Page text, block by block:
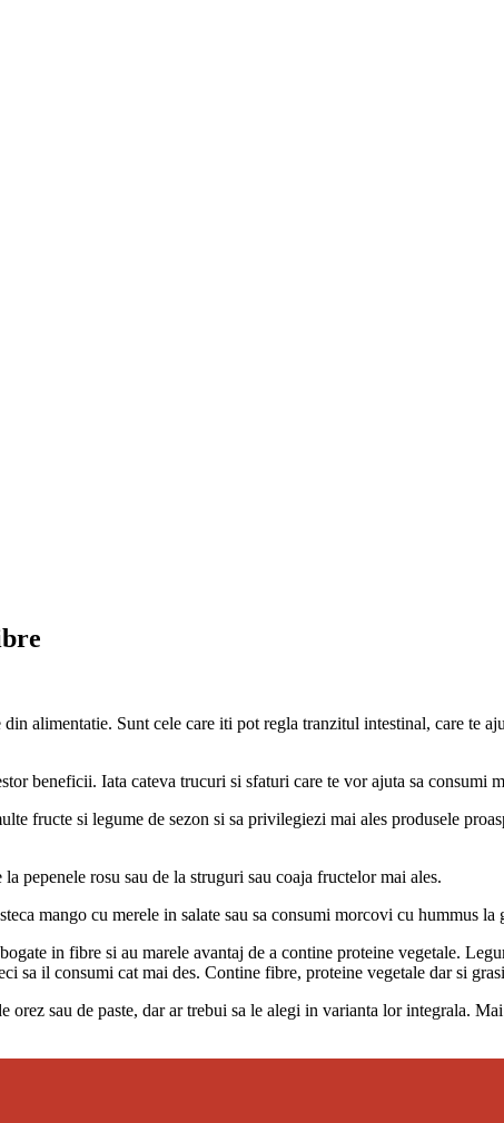
alimentatie. Sunt cele care iti pot regla tranzitul intestinal, care te
beneficii. Iata cateva trucuri si sfaturi care te vor ajuta sa consumi
fructe si legume de sezon si sa privilegiezi mai ales produsele
pepenele rosu sau de la struguri sau coaja fructelor mai ales.
mango cu merele in salate sau sa consumi morcovi cu hummus la
in fibre si au marele avantaj de a contine proteine vegetale.
sa il consumi cat mai des. Contine fibre, proteine vegetale dar si
sau de paste, dar ar trebui sa le alegi in varianta lor integrala.